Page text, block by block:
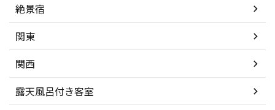
絶景宿
関東
関西
露天風呂付き客室